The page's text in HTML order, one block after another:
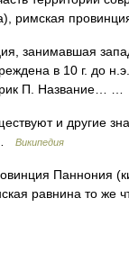
римская
занимавшая
в 10 г. до
П. Название… …
и другие
Википедия
Паннония
равнина то же